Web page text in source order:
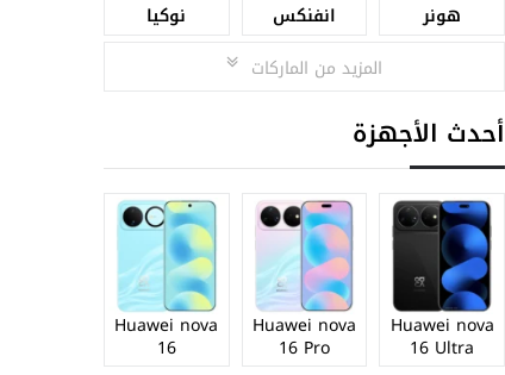
هونر
انفنكس
نوكيا
المزيد من الماركات
أحدث الأجهزة
Huawei nova
16 Ultra
Huawei nova
16 Pro
Huawei nova
16